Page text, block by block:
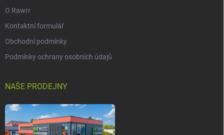
O Rawrr
Kontaktní formulář
Obchodní podmínky
Podmínky ochrany osobních údajů
NAŠE PRODEJNY